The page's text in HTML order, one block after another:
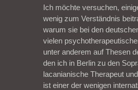
Ich möchte versuchen,
wenig zum Verständnis
warum sie bei den
vielen
unter anderem auf Thesen
den ich in Berlin zu den
lacanianische Therapeut
ist einer der wenigen